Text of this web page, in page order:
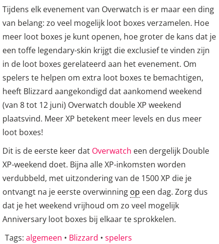
Tijdens elk evenement van Overwatch is er maar een ding
van belang: zo veel mogelijk loot boxes verzamelen. Hoe
meer loot boxes je kunt openen, hoe groter de kans dat je
een toffe legendary-skin krijgt die exclusief te vinden zijn
in de loot boxes gerelateerd aan het evenement. Om
spelers te helpen om extra loot boxes te bemachtigen,
heeft Blizzard aangekondigd dat aankomend weekend
(van 8 tot 12 juni) Overwatch double XP weekend
plaatsvind. Meer XP betekent meer levels en dus meer
loot boxes!
Dit is de eerste keer dat Overwatch een dergelijk Double
XP-weekend doet. Bijna alle XP-inkomsten worden
verdubbeld, met uitzondering van de 1500 XP die je
ontvangt na je eerste overwinning op een dag. Zorg dus
dat je het weekend vrijhoud om zo veel mogelijk
Anniversary loot boxes bij elkaar te sprokkelen.
Tags: algemeen • Blizzard • spelers